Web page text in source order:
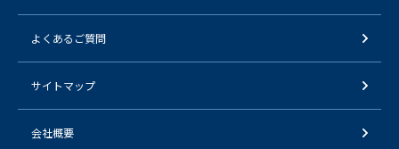
よくあるご質問
サイトマップ
会社概要